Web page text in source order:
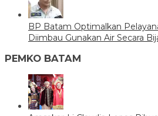
BP Batam Optimalkan
Diimbau Gunakan Air Secara
PEMKO BATAM